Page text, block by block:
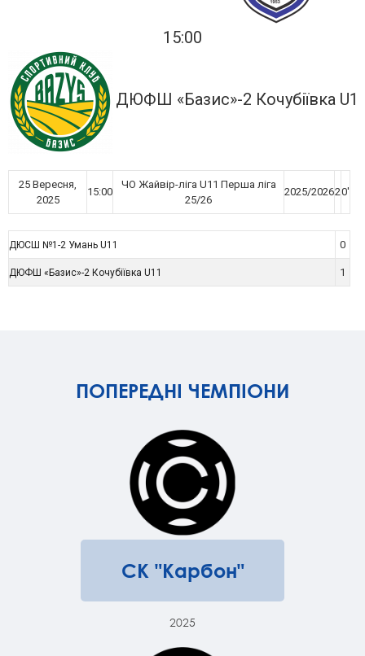
15:00
ДЮФШ «Базис»-2 Кочубіївка
25 Вересня,
2025
15:00
ЧО Жайвір-ліга U11 Перша ліга
25/26
2025/202620'
ДЮСШ №1-2 Умань U11 0
ДЮФШ «Базис»-2 Кочубіївка U11 1
ПОПЕРЕДНІ ЧЕМПІОНИ
СК "Карбон"
2025